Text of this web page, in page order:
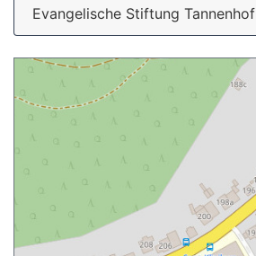
Evangelische Stiftung Tannenhof